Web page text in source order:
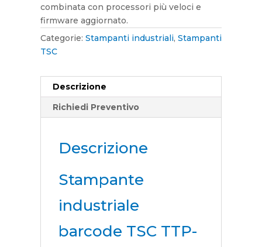
combinata con processori più veloci e
firmware aggiornato.
Categorie: Stampanti industriali, Stampanti
TSC
Descrizione
Richiedi Preventivo
Descrizione
Stampante
industriale
barcode TSC TTP-